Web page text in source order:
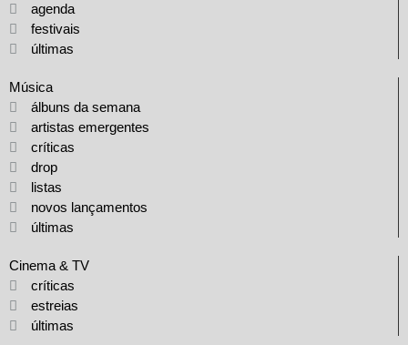
agenda
festivais
últimas
Música
álbuns da semana
artistas emergentes
críticas
drop
listas
novos lançamentos
últimas
Cinema & TV
críticas
estreias
últimas